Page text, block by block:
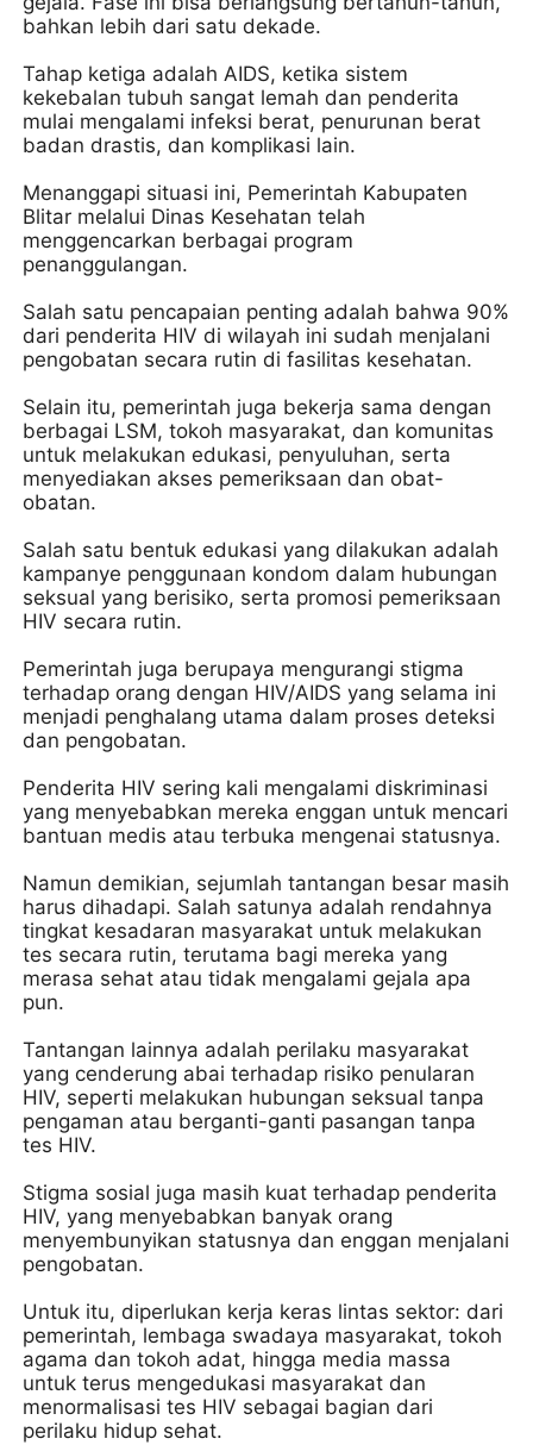
bahkan lebih dari satu dekade.
Tahap ketiga adalah AIDS, ketika sistem
kekebalan tubuh sangat lemah dan penderita
mulai mengalami infeksi berat, penurunan berat
badan drastis, dan komplikasi lain.
Menanggapi situasi ini, Pemerintah Kabupaten
Blitar melalui Dinas Kesehatan telah
menggencarkan berbagai program
penanggulangan.
Salah satu pencapaian penting adalah bahwa 90%
dari penderita HIV di wilayah ini sudah menjalani
pengobatan secara rutin di fasilitas kesehatan.
Selain itu, pemerintah juga bekerja sama dengan
berbagai LSM, tokoh masyarakat, dan komunitas
untuk melakukan edukasi, penyuluhan, serta
menyediakan akses pemeriksaan dan obat-
obatan.
Salah satu bentuk edukasi yang dilakukan adalah
kampanye penggunaan kondom dalam hubungan
seksual yang berisiko, serta promosi pemeriksaan
HIV secara rutin.
Pemerintah juga berupaya mengurangi stigma
terhadap orang dengan HIV/AIDS yang selama ini
menjadi penghalang utama dalam proses deteksi
dan pengobatan.
Penderita HIV sering kali mengalami diskriminasi
yang menyebabkan mereka enggan untuk mencari
bantuan medis atau terbuka mengenai statusnya.
Namun demikian, sejumlah tantangan besar masih
harus dihadapi. Salah satunya adalah rendahnya
tingkat kesadaran masyarakat untuk melakukan
tes secara rutin, terutama bagi mereka yang
merasa sehat atau tidak mengalami gejala apa
pun.
Tantangan lainnya adalah perilaku masyarakat
yang cenderung abai terhadap risiko penularan
HIV, seperti melakukan hubungan seksual tanpa
pengaman atau berganti-ganti pasangan tanpa
tes HIV.
Stigma sosial juga masih kuat terhadap penderita
HIV, yang menyebabkan banyak orang
menyembunyikan statusnya dan enggan menjalani
pengobatan.
Untuk itu, diperlukan kerja keras lintas sektor: dari
pemerintah, lembaga swadaya masyarakat, tokoh
agama dan tokoh adat, hingga media massa
untuk terus mengedukasi masyarakat dan
menormalisasi tes HIV sebagai bagian dari
perilaku hidup sehat.